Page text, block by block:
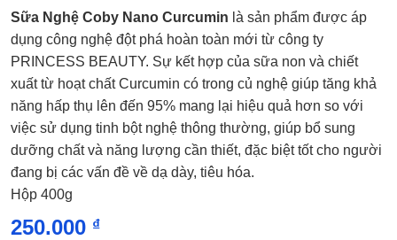
Được
xếp
hạng
0.0
5
sao
Sữa Nghệ Coby Nano Curcumin là sản phẩm được áp
dụng công nghệ đột phá hoàn toàn mới từ công ty
PRINCESS BEAUTY. Sự kết hợp của sữa non và chiết
xuất từ hoạt chất Curcumin có trong củ nghệ giúp tăng khả
năng hấp thụ lên đến 95% mang lại hiệu quả hơn so với
việc sử dụng tinh bột nghệ thông thường, giúp bổ sung
dưỡng chất và năng lượng cần thiết, đặc biệt tốt cho người
đang bị các vấn đề về dạ dày, tiêu hóa.
Hộp 400g
250.000 ₫